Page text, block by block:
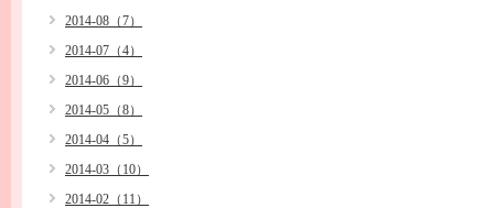
2014-08（7）
2014-07（4）
2014-06（9）
2014-05（8）
2014-04（5）
2014-03（10）
2014-02（11）